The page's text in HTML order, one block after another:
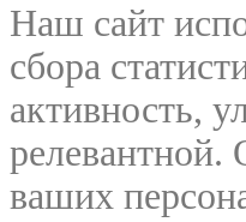
Наш сайт
сбора
активность,
релевантной.
ваших